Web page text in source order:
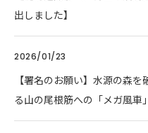
出しました】
2026/01/23
【署名のお願い】水源の森
る山の尾根筋への「メガ風車